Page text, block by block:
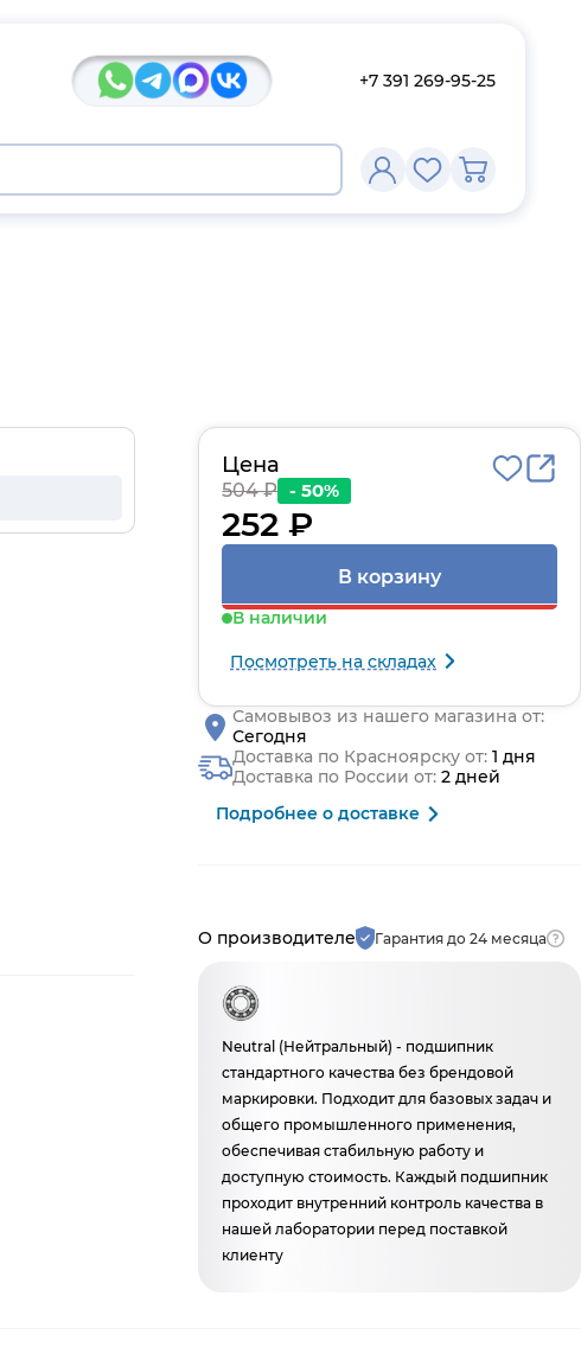
+7 391 269-95-25
Цена
504 ₽ - 50%
252 ₽
В корзину
В наличии
Посмотреть на складах
Самовывоз из нашего магазина от:
Сегодня
Доставка по Красноярску от:1 дня
Доставка по России от:2 дней
Подробнее о доставке
Производитель и гарантия
О производителе Гарантия до 24 месяца
Neutral (Нейтральный) - подшипник
стандартного качества без брендовой
маркировки. Подходит для базовых задач и
общего промышленного применения,
обеспечивая стабильную работу и
доступную стоимость. Каждый подшипник
проходит внутренний контроль качества в
нашей лаборатории перед поставкой
клиенту